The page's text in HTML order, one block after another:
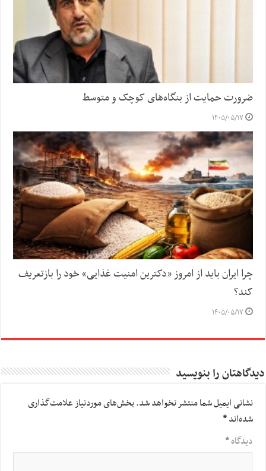
ضرورت حمایت از بنگاه‌های کوچک و متوسط
۱۴۰۵/۰۵/۱۷
چرا ایران باید از امروز «دکترین امنیت غذایی» خود را بازتعریف
کند؟
۱۴۰۵/۰۵/۱۷
دیدگاهتان را بنویسید
نشانی ایمیل شما منتشر نخواهد شد.بخش‌های موردنیاز علامت‌گذاری
شده‌اند*
دیدگاه*